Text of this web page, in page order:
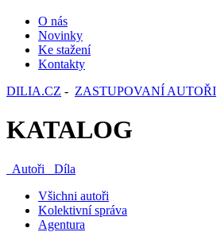
O nás
Novinky
Ke stažení
Kontakty
DILIA.CZ - ZASTUPOVANÍ AUTOŘI
KATALOG
Autoři
Díla
Všichni autoři
Kolektivní správa
Agentura